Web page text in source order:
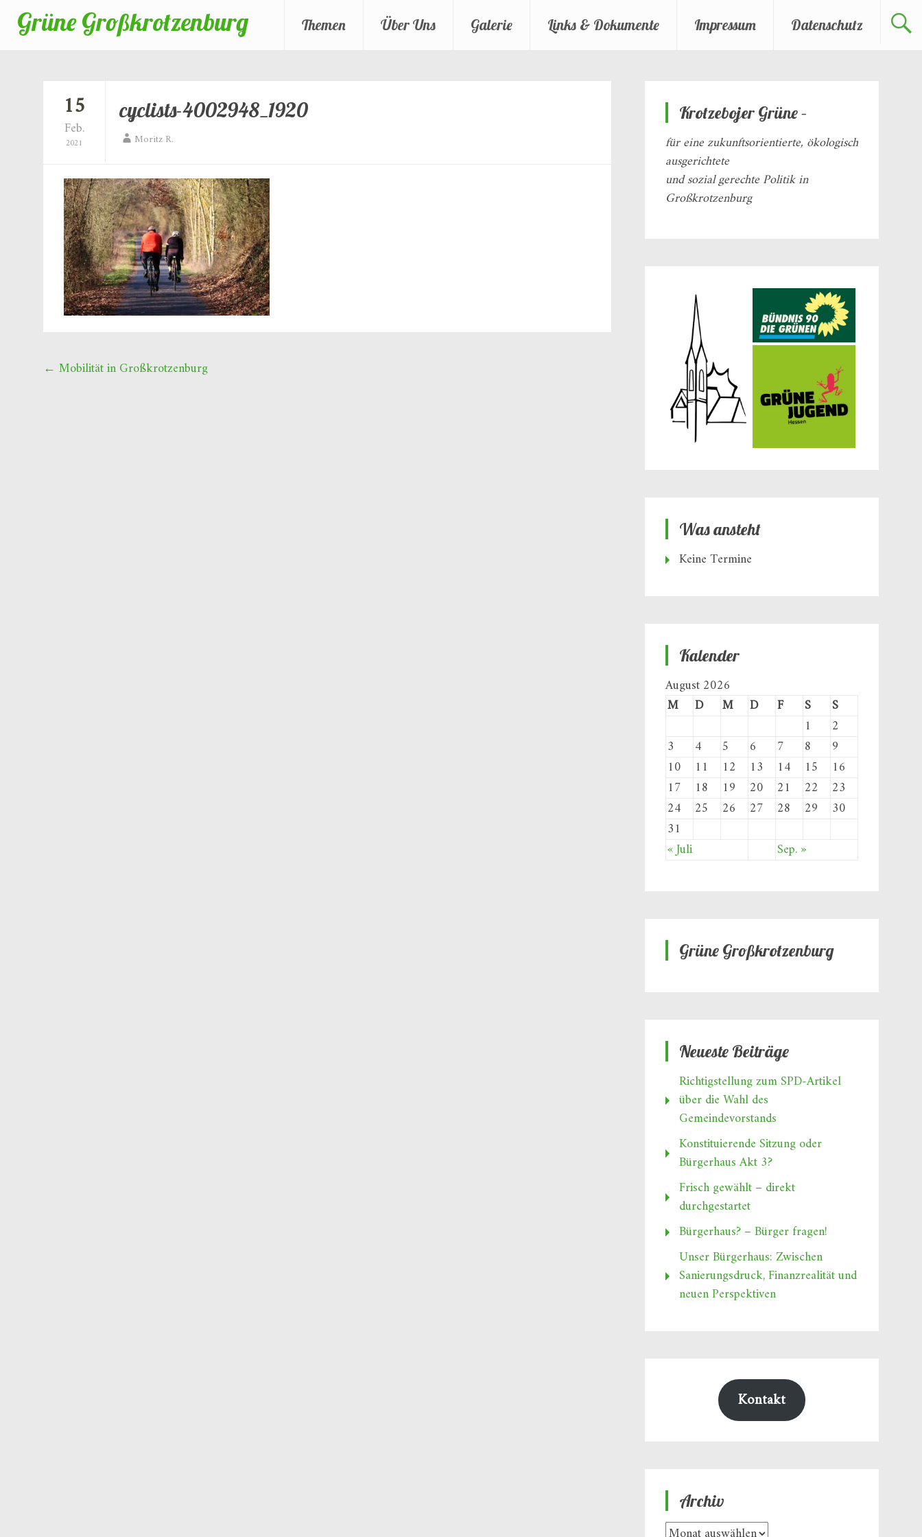
Grüne Großkrotzenburg Themen Über Uns Galerie Links & Dokumente Impressum Datenschutz
15
Feb.
2021
cyclists-4002948_1920
Moritz R.
Beitragsnavigation
← Mobilität in Großkrotzenburg
Krotzebojer Grüne –
für eine zukunftsorientierte, ökologisch
ausgerichtete
und sozial gerechte Politik in
Großkrotzenburg
Was ansteht
Keine Termine
Kalender
August 2026
M
D M D F S
S
1
2
3
4 5 6 7 8
9
10
11 12 13 14 15
16
17
18 19 20 21 22
23
24
25 26 27 28 29
30
31
« Juli
Sep. »
Grüne Großkrotzenburg
Neueste Beiträge
Richtigstellung zum SPD‑Artikel
über die Wahl des
Gemeindevorstands
Konstituierende Sitzung oder
Bürgerhaus Akt 3?
Frisch gewählt – direkt
durchgestartet
Bürgerhaus? – Bürger fragen!
Unser Bürgerhaus: Zwischen
Sanierungsdruck, Finanzrealität und
neuen Perspektiven
Kontakt
Archiv
Archiv